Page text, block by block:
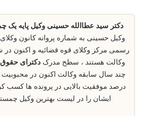
دکتر سید عطاالله حسینی وکیل پایه‌ یک
وکیل حسینی به شماره پروانه کانون
رسمی مرکز وکلای قوه قضائیه و اکنون
وکالت هستند ، سطح مدرک دکترای
چند سال سابقه وکالت اکنون در محبوبیت
درصد موفقیت بالایی در پرونده ها کسب
ایشان را در لیست بهترین وکیل